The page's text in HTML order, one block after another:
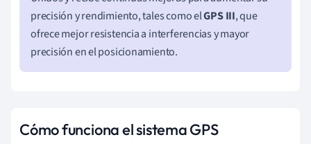
precisión y rendimiento, tales como elGPS III, que
ofrece mejor resistencia a interferencias y mayor
precisión en el posicionamiento.
Cómo funciona el sistema GPS